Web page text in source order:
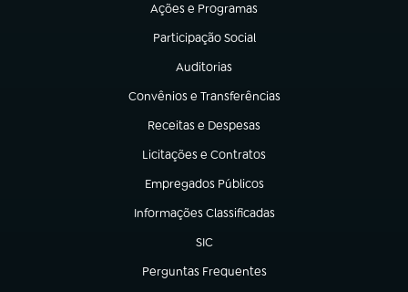
Ações e Programas
(abre em nova aba)
Participação Social
(abre em nova aba)
Auditorias
(abre em nova aba)
Convênios e Transferências
(abre em nova aba)
Receitas e Despesas
(abre em nova aba)
Licitações e Contratos
(abre em nova aba)
Empregados Públicos
(abre em nova aba)
Informações Classificadas
(abre em nova aba)
SIC
(abre em nova aba)
Perguntas Frequentes
(abre em nova aba)